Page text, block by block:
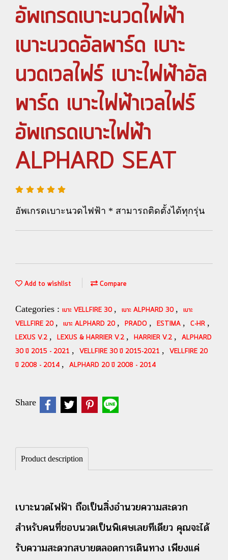
อัพเกรดเบาะนวดไฟฟ้า
เบาะนวดอัลพาร์ด เบาะ
นวดเวลไฟร์ เบาะไฟฟ้าอัล
พาร์ด เบาะไฟฟ้าเวลไฟร์
อัพเกรดเบาะไฟฟ้า
ALPHARD SEAT
อัพเกรดเบาะนวดไฟฟ้า * สามารถติดตั้งได้ทุกรุ่น
Add to wishlist Compare
Categories : เบาะ VELLFIRE 30 , เบาะ ALPHARD 30 , เบาะ
VELLFIRE 20 , เบาะ ALPHARD 20 , PRADO , ESTIMA , C-HR ,
LEXUS V.2 , LEXUS & HARRIER V.2 , HARRIER V.2 , ALPHARD
30 ปี 2015 - 2021 , VELLFIRE 30 ปี 2015-2021 , VELLFIRE 20
ปี 2008 - 2014 , ALPHARD 20 ปี 2008 - 2014
Share
Product description
เบาะนวดไฟฟ้า ถือเป็นสิ่งอำนวยความสะดวก
สำหรับคนที่ชอบนวดเป็นพิเศษเลยทีเดียว คุณจะได้
รับความสะดวกสบายตลอดการเดินทาง เพียงแค่